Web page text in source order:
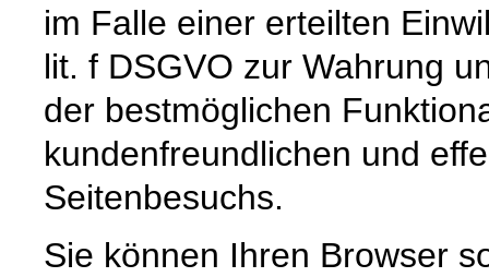
im Falle einer erteilten
lit. f DSGVO zur Wahrung
der bestmöglichen
kundenfreundlichen und
Seitenbesuchs.
Sie können Ihren Browser